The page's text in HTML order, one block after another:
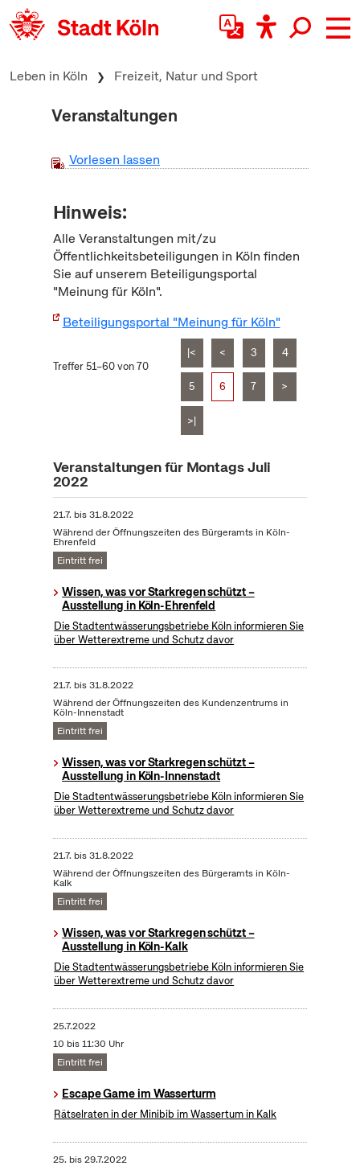
zum Inhalt springen
Leben in Köln Freizeit, Natur und Sport
Veranstaltungen
Vorlesen lassen
Hinweis:
Alle Veranstaltungen mit/zu
Öffentlichkeitsbeteiligungen in Köln finden
Sie auf unserem Beteiligungsportal
"Meinung für Köln".
Beteiligungsportal "Meinung für Köln"
Treffer 51–60 von 70
|< < 3 4
5 6 7 >
>|
Veranstaltungen für Montags Juli
2022
21.7. bis31.8.2022
Während der Öffnungszeiten des Bürgeramts in Köln-
Ehrenfeld
Eintritt frei
Wissen, was vor Starkregen schützt –
Ausstellung in Köln-Ehrenfeld
Die Stadtentwässerungsbetriebe Köln informieren Sie
über Wetterextreme und Schutz davor
21.7. bis31.8.2022
Während der Öffnungszeiten des Kundenzentrums in
Köln-Innenstadt
Eintritt frei
Wissen, was vor Starkregen schützt –
Ausstellung in Köln-Innenstadt
Die Stadtentwässerungsbetriebe Köln informieren Sie
über Wetterextreme und Schutz davor
21.7. bis31.8.2022
Während der Öffnungszeiten des Bürgeramts in Köln-
Kalk
Eintritt frei
Wissen, was vor Starkregen schützt –
Ausstellung in Köln-Kalk
Die Stadtentwässerungsbetriebe Köln informieren Sie
über Wetterextreme und Schutz davor
25.7.2022
10 bis 11:30 Uhr
Eintritt frei
Escape Game im Wasserturm
Rätselraten in der Minibib im Wassertum in Kalk
25. bis29.7.2022